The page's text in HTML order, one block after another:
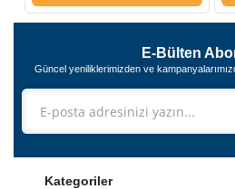
E-Bülten
Güncel yeniliklerimizden ve
Kategoriler